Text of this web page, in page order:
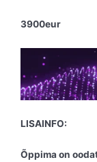
3900eur
LISAINFO:
Õppima on